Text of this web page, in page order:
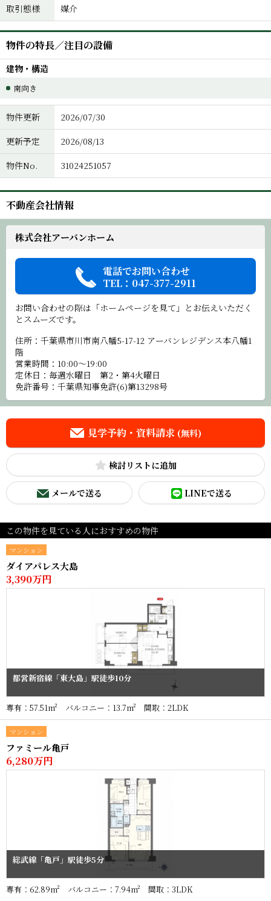
取引態様 媒介
物件の特長／注目の設備
建物・構造
南向き
物件更新
2026/07/30
更新予定
2026/08/13
物件No.
31024251057
不動産会社情報
株式会社アーバンホーム
電話でお問い合わせ
TEL：047-377-2911
お問い合わせの際は「ホームページを見て」とお伝えいただく
とスムーズです。
住所：千葉県市川市南八幡5-17-12 アーバンレジデンス本八幡1
階
営業時間：10:00～19:00
定休日：毎週水曜日 第2・第4火曜日
免許番号：千葉県知事免許(6)第13298号
見学予約・資料請求 (無料)
検討リスト
メールで送る LINEで送る
この物件を見ている人におすすめの物件
マンション
ダイアパレス大島
3,390万円
都営新宿線「東大島」駅徒歩10分
専有：57.51m² バルコニー：13.7m² 間取：2LDK
マンション
ファミール亀戸
6,280万円
総武線「亀戸」駅徒歩5分
専有：62.89m² バルコニー：7.94m² 間取：3LDK